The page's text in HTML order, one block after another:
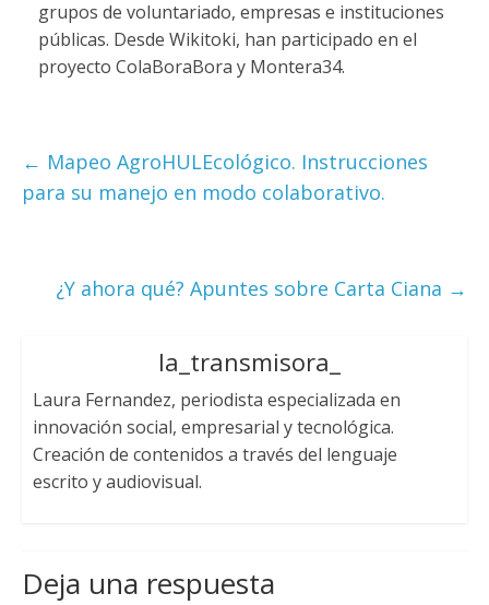
grupos de voluntariado, empresas e instituciones
públicas. Desde Wikitoki, han participado en el
proyecto ColaBoraBora y Montera34.
← Mapeo AgroHULEcológico. Instrucciones
para su manejo en modo colaborativo.
¿Y ahora qué? Apuntes sobre Carta Ciana →
la_transmisora_
Laura Fernandez, periodista especializada en
innovación social, empresarial y tecnológica.
Creación de contenidos a través del lenguaje
escrito y audiovisual.
Deja una respuesta